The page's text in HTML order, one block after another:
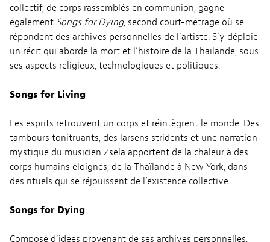
collectif, de corps rassemblés en communion, gagne
également Songs for Dying, second court-métrage où se
répondent des archives personnelles de l’artiste. S’y déploie
un récit qui aborde la mort et l’histoire de la Thaïlande, sous
ses aspects religieux, technologiques et politiques.
Songs for Living
Les esprits retrouvent un corps et réintègrent le monde. Des
tambours tonitruants, des larsens stridents et une narration
mystique du musicien Zsela apportent de la chaleur à des
corps humains éloignés, de la Thaïlande à New York, dans
des rituels qui se réjouissent de l’existence collective.
Songs for Dying
Composé d’idées provenant de ses archives personnelles,